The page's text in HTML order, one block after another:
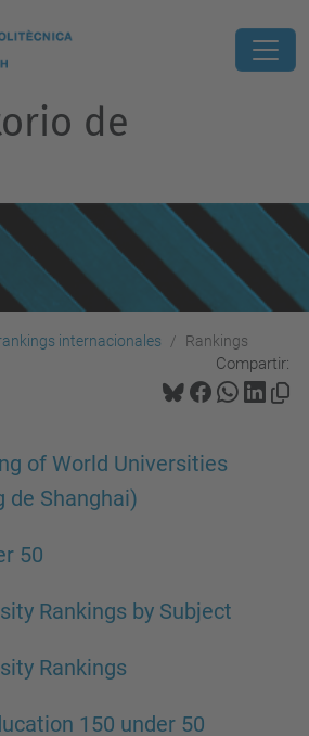
de
internacionales Rankings
Compartir:
of World Universities
de Shanghai)
50
Rankings by Subject
Rankings
150 under 50